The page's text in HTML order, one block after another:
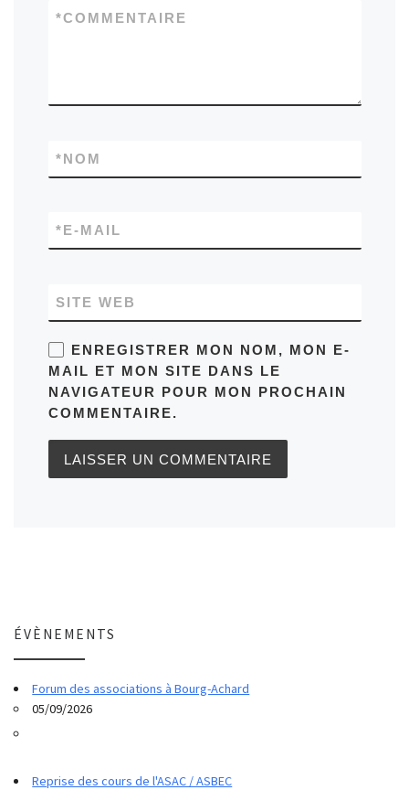
COMMENTAIRE
*
NOM
*
E-MAIL
*
SITE WEB
ENREGISTRER MON NOM, MON E-
MAIL ET MON SITE DANS LE
NAVIGATEUR POUR MON PROCHAIN
COMMENTAIRE.
ÉVÈNEMENTS
Forum des associations à Bourg-Achard
05/09/2026
Reprise des cours de l'ASAC / ASBEC